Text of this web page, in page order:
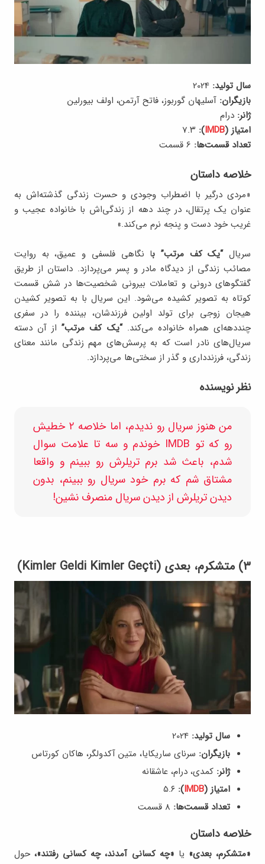
سال تولید:
بازیگران: آسلیهان گوربوز، فاتح آرتمن، اولف بیورلین
ژانر: درام
امتیاز (IMDB
):
تعداد قسمت‌ها:
خلاصه داستان
«مردی درگیر با اضطراب وجودی و حسرت زندگی گذشته‌اش به
عنوان یک پرتقال، در چند دهه از زندگی‌اش با خانواده عجیب و
غریب خود دست و پنجه نرم می‌کند.»
سریال“یک کف مرتب” با نگاهی فلسفی و عمیق، به روایت
مصائب زندگی از دیدگاه مادر و پسر می‌پردازد. داستان از طریق
گفتگوهای درونی و تعاملات بیرونی شخصیت‌ها در شش قسمت
کوتاه به تصویر کشیده می‌شود. این سریال با به تصویر کشیدن
هیجان زوجی برای تولد اولین فرزندشان، بیننده را در سفری
چنددهه‌ای همراه خانواده می‌کند.“یک کف مرتب”از آن دسته
سریال‌های نادر است که به پرسش‌های مهم زندگی مانند معنای
زندگی، فرزندداری و گذر از سختی‌ها می‌پردازد.
نظر نویسنده
من هنوز سریال رو ندیدم، اما خلاصه ۲ خطیش
رو که تو IMDB خوندم و سه تا علامت سوال
شدم، باعث شد برم تریلرش رو ببینم و واقعا
مشتاق شم که برم خود سریال رو ببینم، بدون
دیدن تریلرش از دیدن سریال منصرف نشین!
۳) متشکرم، بعدی (Kimler Geldi Kimler Geçti)
سال تولید:
بازیگران: سرنای ساریکایا، متین آکدولگر، هاکان کورتاس
ژانر: کمدی، درام، عاشقانه
امتیاز (IMDB
):
تعداد قسمت‌ها:
خلاصه داستان
«متشکرم، بعدی» یا «چه کسانی آمدند، چه کسانی رفتند»،حول